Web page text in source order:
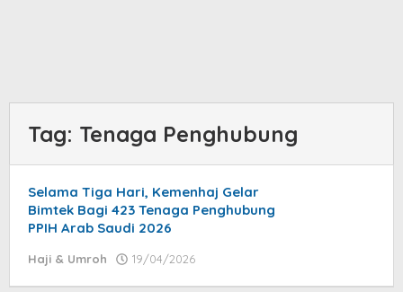
Tag: Tenaga Penghubung
Selama Tiga Hari, Kemenhaj Gelar
Bimtek Bagi 423 Tenaga Penghubung
PPIH Arab Saudi 2026
Haji & Umroh 19/04/2026